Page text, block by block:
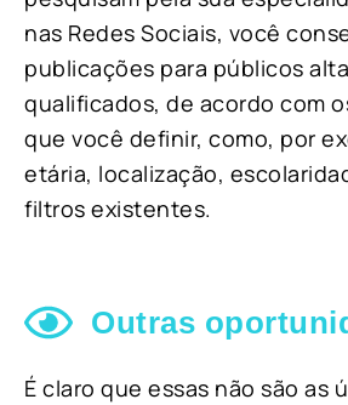
nas Redes Sociais, você
publicações para públicos
qualificados, de acordo com
que você definir, como, por
etária, localização,
filtros existentes.
Outras
É claro que essas não são as